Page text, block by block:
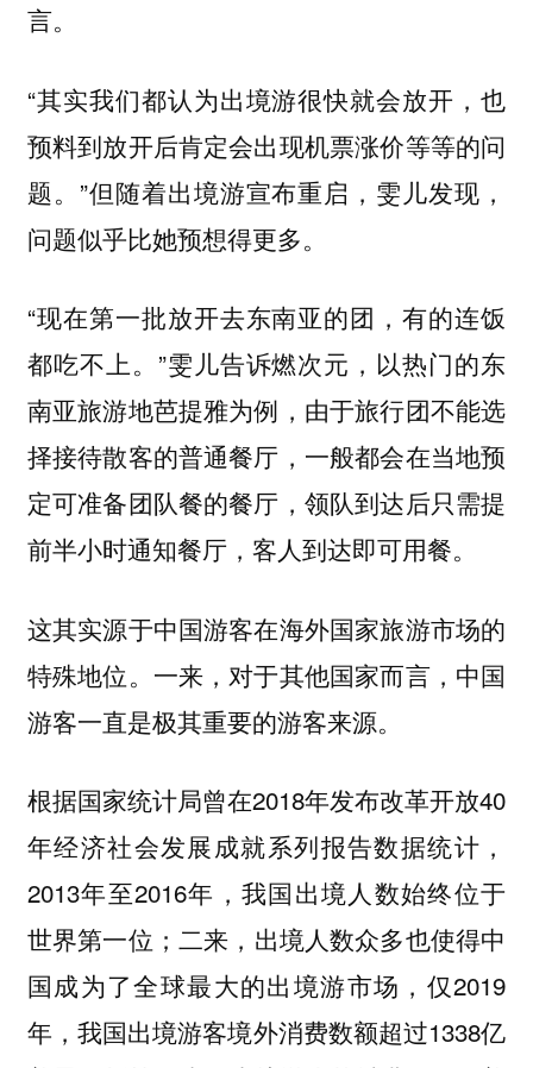
言。
“其实我们都认为出境游很快就会放开，也
预料到放开后肯定会出现机票涨价等等的问
题。”但随着出境游宣布重启，雯儿发现，
问题似乎比她预想得更多。
“现在第一批放开去东南亚的团，有的连饭
都吃不上。”雯儿告诉燃次元，以热门的东
南亚旅游地芭提雅为例，由于旅行团不能选
择接待散客的普通餐厅，一般都会在当地预
定可准备团队餐的餐厅，领队到达后只需提
前半小时通知餐厅，客人到达即可用餐。
这其实源于中国游客在海外国家旅游市场的
特殊地位。一来，对于其他国家而言，中国
游客一直是极其重要的游客来源。
根据国家统计局曾在2018年发布改革开放40
年经济社会发展成就系列报告数据统计，
2013年至2016年，我国出境人数始终位于
世界第一位；二来，出境人数众多也使得中
国成为了全球最大的出境游市场，仅2019
年，我国出境游客境外消费数额超过1338亿